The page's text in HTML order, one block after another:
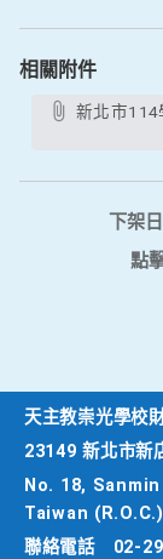
相關附件
下架
點
天主教崇光學校
23149 新北市新
No. 18,
Taiwan (R.O.C.)
聯絡電話
02-